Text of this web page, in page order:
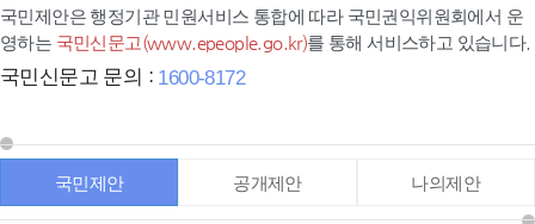
국민제안은 행정기관 민원서비스 통합에 따라 국민권익위원회에서 운
영하는 국민신문고(www.epeople.go.kr)를 통해 서비스하고 있습니다.
국민신문고 문의 : 1600-8172
국민제안 공개제안 나의제안